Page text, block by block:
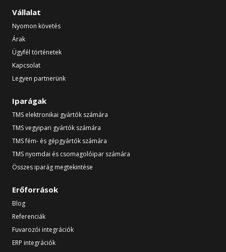
Vállalat
Nyomon követés
Árak
Ügyfél történetek
Kapcsolat
Legyen partnerünk
Iparágak
TMS elektronikai gyártók számára
TMS vegyipari gyártók számára
TMS fém- és gépgyártók számára
TMS nyomdai és csomagolóipar számára
Összes iparág megtekintése
Erőforrások
Blog
Referenciák
Fuvarozói integrációk
ERP integrációk